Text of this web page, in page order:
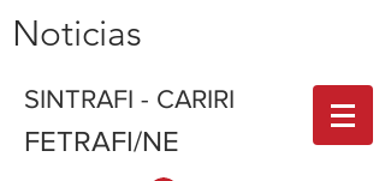
SINTRAFI - CARIRI
FETRAFI/NE
Noticias